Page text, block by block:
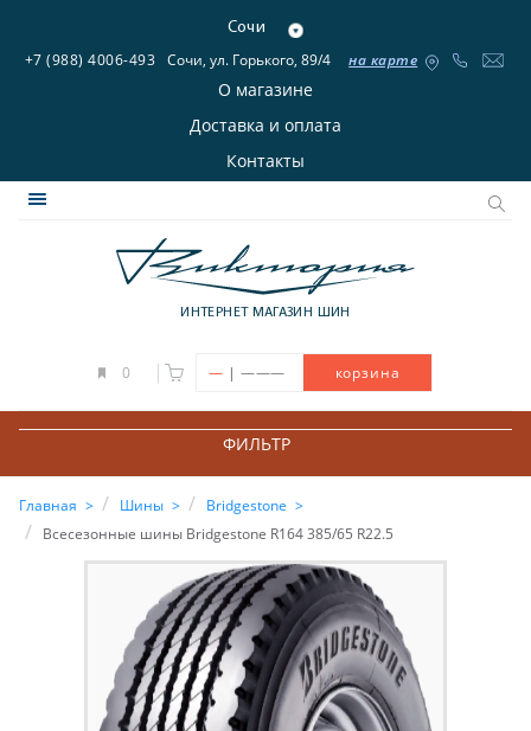
Сочи
+7 (988) 4006-493 Сочи, ул. Горького, 89/4 на карте
О магазине
Доставка и оплата
Контакты
ИНТЕРНЕТ МАГАЗИН ШИН
0 — | ——— корзина
ФИЛЬТР
Главная Шины
Bridgestone
Всесезонные шины Bridgestone R164 385/65 R22.5